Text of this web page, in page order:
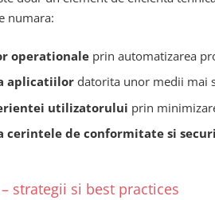
numara:
operationaleprin automatizarea
aplicatiilordatorita unor medii mai
utilizatorului prin
cerintele de conformitate si
strategii si best practices